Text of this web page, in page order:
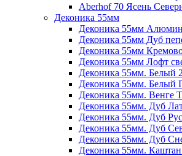
Aberhof 70 Ясень
Деконика 55мм
Деконика 55мм
Деконика 55мм Дуб
Деконика 55мм
Деконика 55мм Лофт
Деконика 55мм. Белый
Деконика 55мм. Белый
Деконика 55мм. Венге
Деконика 55мм. Дуб
Деконика 55мм. Дуб
Деконика 55мм. Дуб
Деконика 55мм. Дуб
Деконика 55мм.